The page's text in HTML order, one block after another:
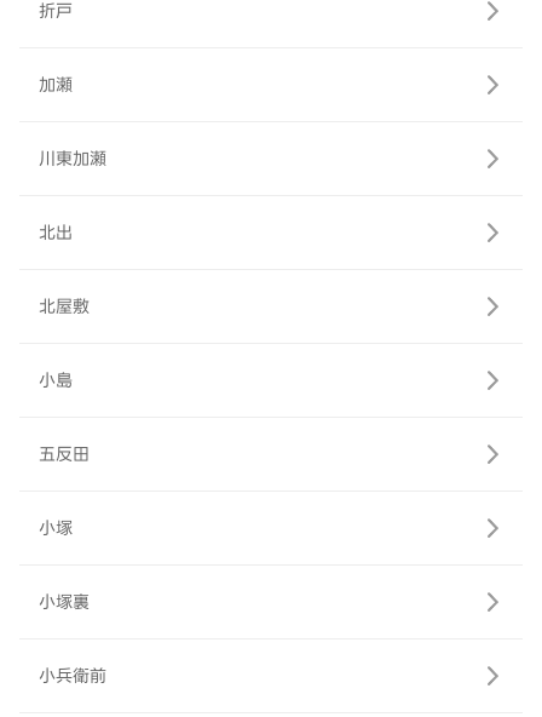
折戸
加瀬
川東加瀬
北出
北屋敷
小島
五反田
小塚
小塚裏
小兵衛前